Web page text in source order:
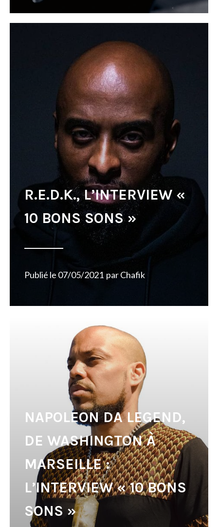
R.E.D.K., L’INTERVIEW «
10 BONS SONS »
Publié le 07/05/2021 parChafik
NAPOLEON DA LEGEND,
DE WASHINGTON À
MARSEILLE :
L’INTERVIEW « 10 BONS
SONS »